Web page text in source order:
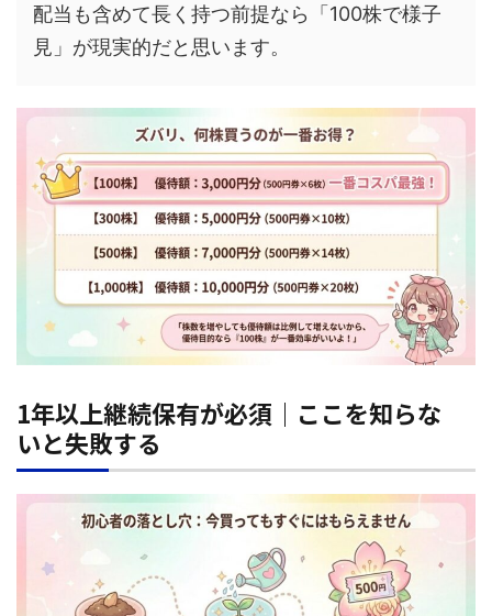
配当も含めて長く持つ前提なら「100株で様子
見」が現実的だと思います。
1年以上継続保有が必須｜ここを知らな
いと失敗する